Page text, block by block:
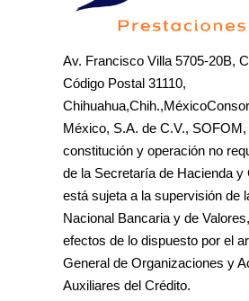
Av. Francisco Villa 5705-20B,
Código Postal 31110,
México, S.A. de C.V.,
constitución y operación no
de la Secretaría de Hacienda y
está sujeta a la supervisión de
Nacional Bancaria y de
efectos de lo dispuesto por el
General de Organizaciones y
Auxiliares del Crédito.